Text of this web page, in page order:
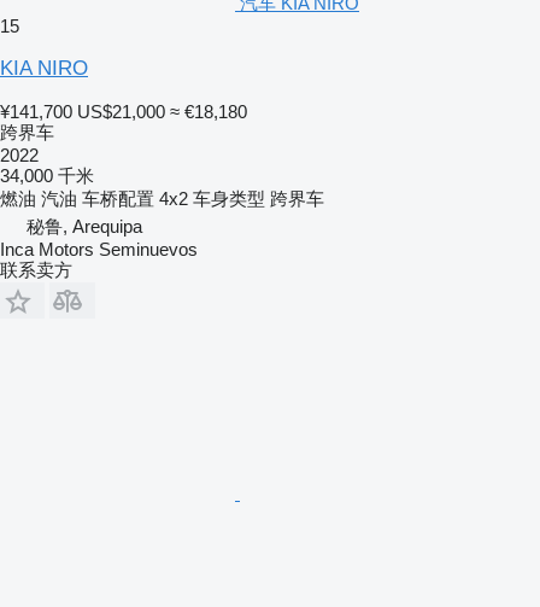
15
KIA NIRO
¥141,700 US$21,000 ≈ €18,180
跨界车
2022
34,000 千米
燃油 汽油 车桥配置 4x2 车身类型 跨界车
秘鲁, Arequipa
Inca Motors Seminuevos
联系卖方